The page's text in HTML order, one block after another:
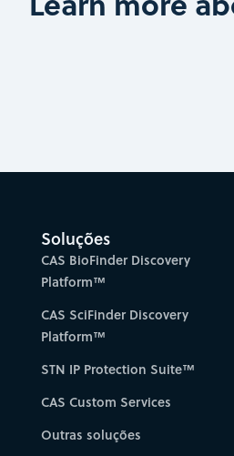
Soluções
CAS BioFinder Discovery
Platform™
CAS SciFinder Discovery
Platform™
STN IP Protection Suite™
CAS Custom Services
Outras soluções